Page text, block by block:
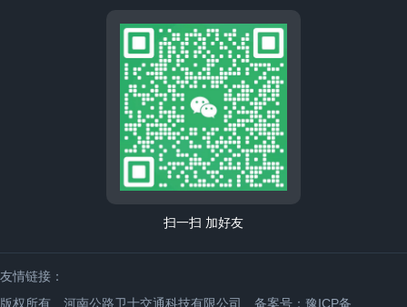
扫一扫 加好友
友情链接：
版权所有 河南公路卫士交通科技有限公司 备案号：豫ICP备